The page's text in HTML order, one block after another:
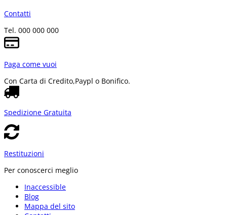
Contatti
Tel. 000 000 000
Paga come vuoi
Con Carta di Credito,Paypl o Bonifico.
Spedizione Gratuita
Restituzioni
Per conoscerci meglio
Inaccessible
Blog
Mappa del sito